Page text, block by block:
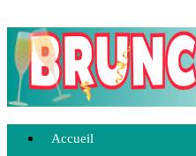
Accueil